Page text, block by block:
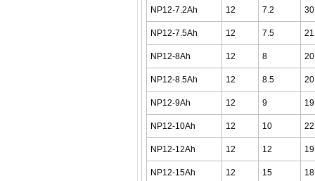
NP12-7.2Ah 12 7.2 30
NP12-7.5Ah 12 7.5 21
NP12-8Ah 12 8 20
NP12-8.5Ah 12 8.5 20
NP12-9Ah 12 9 19
NP12-10Ah 12 10 22
NP12-12Ah 12 12 19
NP12-15Ah 12 15 18